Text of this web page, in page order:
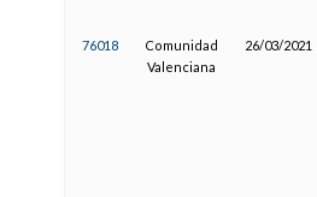
76018
Comunidad
Valenciana
26/03/2021